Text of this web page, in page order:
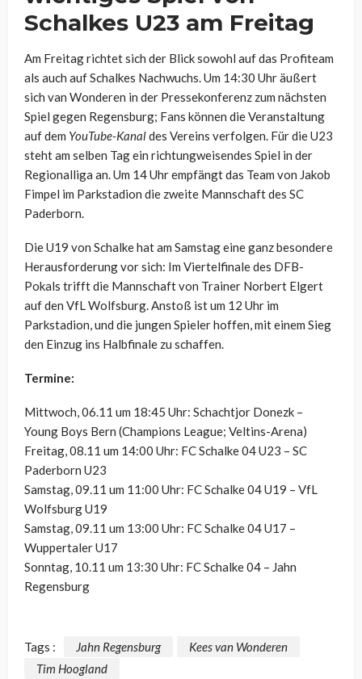
Schalkes U23 am Freitag
Am Freitag richtet sich der Blick sowohl auf das Profiteam
als auch auf Schalkes Nachwuchs. Um 14:30 Uhr äußert
sich van Wonderen in der Pressekonferenz zum nächsten
Spiel gegen Regensburg; Fans können die Veranstaltung
auf dem YouTube-Kanaldes Vereins verfolgen. Für die U23
steht am selben Tag ein richtungweisendes Spiel in der
Regionalliga an. Um 14 Uhr empfängt das Team von Jakob
Fimpel im Parkstadion die zweite Mannschaft des SC
Paderborn.
Die U19 von Schalke hat am Samstag eine ganz besondere
Herausforderung vor sich: Im Viertelfinale des DFB-
Pokals trifft die Mannschaft von Trainer Norbert Elgert
auf den VfL Wolfsburg. Anstoß ist um 12 Uhr im
Parkstadion, und die jungen Spieler hoffen, mit einem Sieg
den Einzug ins Halbfinale zu schaffen.
Termine:
Mittwoch, 06.11 um 18:45 Uhr: Schachtjor Donezk –
Young Boys Bern (Champions League; Veltins-Arena)
Freitag, 08.11 um 14:00 Uhr: FC Schalke 04 U23 – SC
Paderborn U23
Samstag, 09.11 um 11:00 Uhr: FC Schalke 04 U19 – VfL
Wolfsburg U19
Samstag, 09.11 um 13:00 Uhr: FC Schalke 04 U17 –
Wuppertaler U17
Sonntag, 10.11 um 13:30 Uhr: FC Schalke 04 – Jahn
Regensburg
Tags : Jahn Regensburg
Kees van Wonderen
Tim Hoogland